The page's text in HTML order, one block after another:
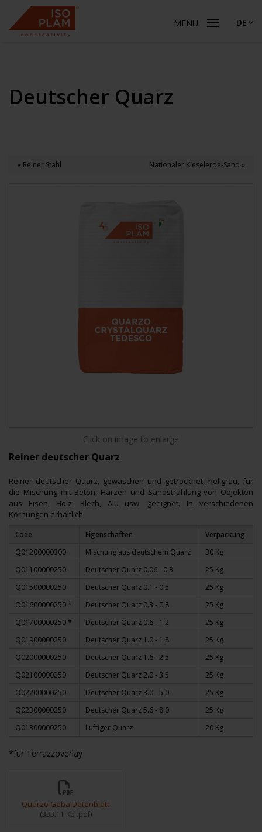
MENU DE
Deutscher Quarz
« Reiner Stahl Nationaler Kieselerde-Sand »
Click on image to enlarge
Reiner deutscher Quarz
Reiner deutscher Quarz, gewaschen und getrocknet, hellgrau, für
die Mischung mit Beton, Harzen und Sandstrahlung von Objekten
aus Eisen, Holz, Blech, Alu usw. geeignet. In verschiedenen
Körnungen erhältlich.
Code Eigenschaften
Verpackung
Q01200000300
Mischung aus deutschem Quarz
30 Kg
Q01100000250
Deutscher Quarz 0.06 - 0.3
25 Kg
Q01500000250
Deutscher Quarz 0.1 - 0.5
25 Kg
Q01600000250 *
Deutscher Quarz 0.3 - 0.8
25 Kg
Q01700000250 *
Deutscher Quarz 0.6 - 1.2
25 Kg
Q01900000250
Deutscher Quarz 1.0 - 1.8
25 Kg
Q02000000250
Deutscher Quarz 1.6 - 2.5
25 Kg
Q02100000250
Deutscher Quarz2.0 - 3.5
25 Kg
Q02200000250
Deutscher Quarz 3.0 - 5.0
25 Kg
Q02300000250
Deutscher Quarz 5.6 - 8.0
25 Kg
Q01300000250
Luftiger Quarz 20 Kg
*für Terrazzoverlay
Quarzo Geba Datenblatt
(333.11 Kb .pdf)